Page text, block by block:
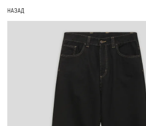
НАЗАД